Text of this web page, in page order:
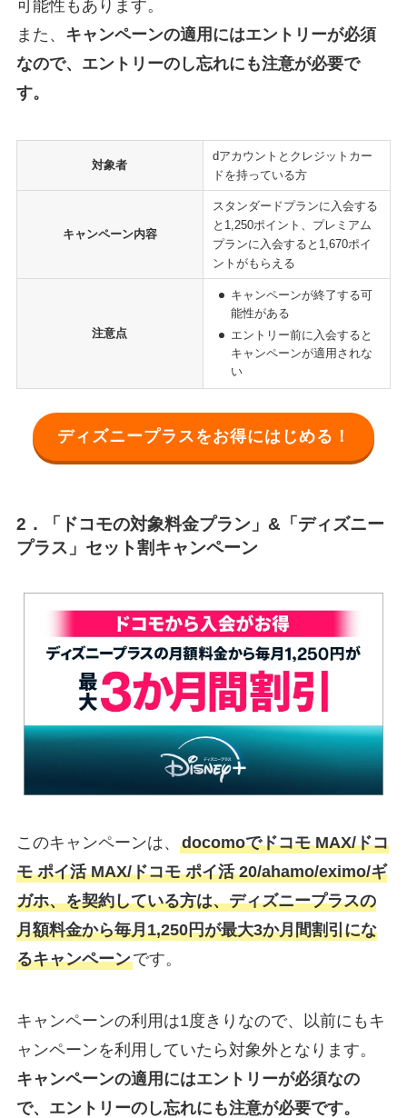
可能性もあります。
また、 キャンペーンの適用にはエントリーが必須
なので、エントリーのし忘れにも注意が必要で
す。
対象者
dアカウントとクレジットカー
ドを持っている方
キャンペーン内容
スタンダードプランに入会する
と1,250ポイント、プレミアム
プランに入会すると1,670ポイ
ントがもらえる
注意点
キャンペーンが終了する可
能性がある
エントリー前に入会すると
キャンペーンが適用されな
い
ディズニープラスをお得にはじめる！
2．「ドコモの対象料金プラン」&「ディズニー
プラス」セット割キャンペーン
このキャンペーンは、 docomoでドコモ MAX/ドコ
モ ポイ活 MAX/ドコモ ポイ活 20/ahamo/eximo/ギ
ガホ、を契約している方は、ディズニープラスの
月額料金から毎月1,250円が最大3か月間割引にな
るキャンペーンです。
キャンペーンの利用は1度きりなので、以前にもキ
ャンペーンを利用していたら対象外となります。
キャンペーンの適用にはエントリーが必須なの
で、エントリーのし忘れにも注意が必要です。